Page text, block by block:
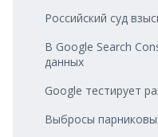
Российский суд
В Google Search
данных
Google тестирует
Выбросы